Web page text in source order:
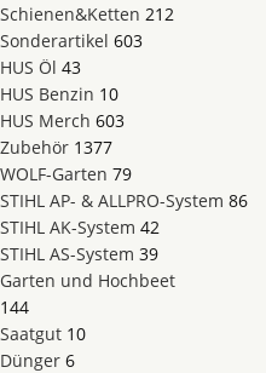
Schienen&Ketten 212
Sonderartikel 603
HUS Öl 43
HUS Benzin 10
HUS Merch 603
Zubehör 1377
WOLF-Garten 79
STIHL AP- & ALLPRO-System 86
STIHL AK-System 42
STIHL AS-System 39
Garten und Hochbeet
144
Saatgut 10
Dünger 6